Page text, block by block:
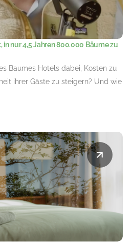
nur 4,5 Jahren 800.000 Bäume zu
Baumes Hotels dabei, Kosten zu
ihrer Gäste zu steigern? Und wie